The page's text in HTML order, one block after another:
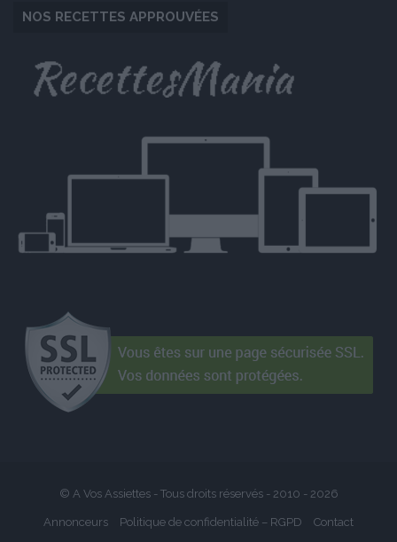
NOS RECETTES APPROUVÉES
© A Vos Assiettes - Tous droits réservés - 2010 - 2026
Annonceurs Politique de confidentialité – RGPD Contact